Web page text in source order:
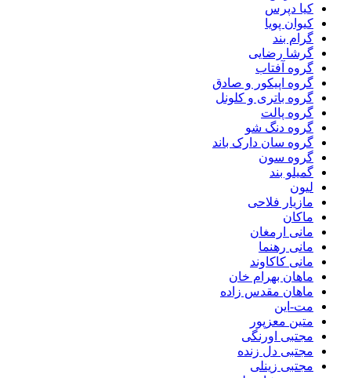
کیا دپرس
کیوان پویا
گرام بند
گرشا رضایی
گروه آفتاب
گروه اپیکور و صادق
گروه باتری و کلونل
گروه پالت
گروه دنگ شو
گروه سان دارک باند
گروه سون
گمیلو بند
لیون
مازیار فلاحی
ماکان
مانی ارمغان
مانی رهنما
مانی کاکاوند
ماهان بهرام خان
ماهان مقدس زاده
مت-این
متین معزپور
مجتبی اورنگی
مجتبی دل زنده
مجتبی زینلی